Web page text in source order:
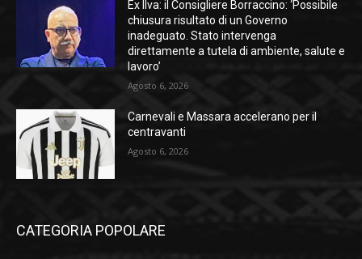
Ex Ilva: il Consigliere Borraccino: ‘Possibile
chiusura risultato di un Governo
inadeguato. Stato intervenga
direttamente a tutela di ambiente, salute e
lavoro’
Agosto 6, 2026
Carnevali e Massara accelerano per il
centravanti
Agosto 6, 2026
CATEGORIA POPOLARE